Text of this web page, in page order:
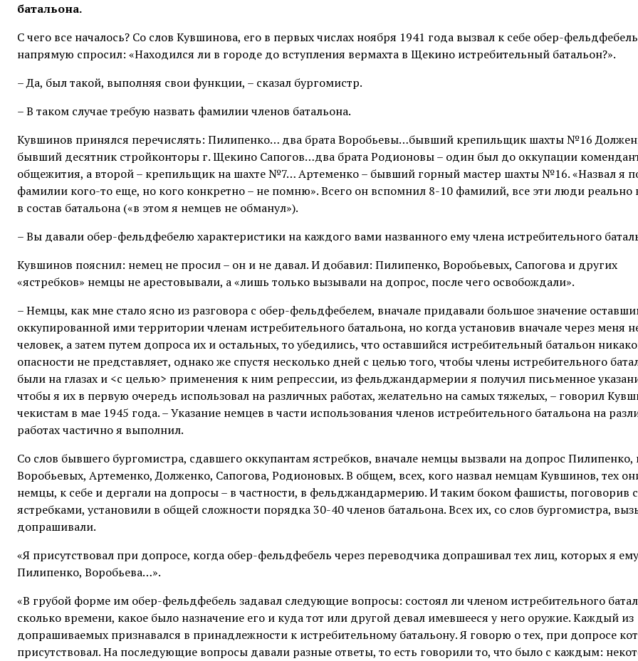
батальона.
С чего все началось? Со слов Кувшинова, его в первых числах ноября 1941 года вызвал к себе обер-
напрямую спросил: «Находился ли в городе до вступления вермахта в Щекино истребительный батальон?».
– Да, был такой, выполняя свои функции, – сказал бургомистр.
– В таком случае требую назвать фамилии членов батальона.
Кувшинов принялся перечислять: Пилипенко… два брата Воробьевы…бывший крепильщик шахты №16
бывший десятник стройконторы г. Щекино Сапогов…два брата Родионовы – один был до оккупации
общежития, а второй – крепильщик на шахте №7… Артеменко – бывший горный мастер шахты №16. «Назвал я
фамилии кого-то еще, но кого конкретно – не помню». Всего он вспомнил 8-10 фамилий, все эти люди реально
в состав батальона («в этом я немцев не обманул»).
– Вы давали обер-фельдфебелю характеристики на каждого вами названного ему члена истребительного
Кувшинов пояснил: немец не просил – он и не давал. И добавил: Пилипенко, Воробьевых, Сапогова и других
«ястребков» немцы не арестовывали, а «лишь только вызывали на допрос, после чего освобождали».
– Немцы, как мне стало ясно из разговора с обер-фельдфебелем, вначале придавали большое значение
оккупированной ими территории членам истребительного батальона, но когда установив вначале через меня
человек, а затем путем допроса их и остальных, то убедились, что оставшийся истребительный батальон
опасности не представляет, однако же спустя несколько дней с целью того, чтобы члены истребительного
были на глазах и <с целью> применения к ним репрессии, из фельджандармерии я получил письменное
чтобы я их в первую очередь использовал на различных работах, желательно на самых тяжелых, – говорил
чекистам в мае 1945 года. – Указание немцев в части использования членов истребительного батальона на
работах частично я выполнил.
Со слов бывшего бургомистра, сдавшего оккупантам ястребков, вначале немцы вызвали на допрос Пилипенко,
Воробьевых, Артеменко, Долженко, Сапогова, Родионовых. В общем, всех, кого назвал немцам Кувшинов, тех
немцы, к себе и дергали на допросы – в частности, в фельджандармерию. И таким боком фашисты, поговорив с
ястребками, установили в общей сложности порядка 30-40 членов батальона. Всех их, со слов бургомистра,
допрашивали.
«Я присутствовал при допросе, когда обер-фельдфебель через переводчика допрашивал тех лиц, которых я
Пилипенко, Воробьева…».
«В грубой форме им обер-фельдфебель задавал следующие вопросы: состоял ли членом истребительного
сколько времени, какое было назначение его и куда тот или другой девал имевшееся у него оружие. Каждый из
допрашиваемых признавался в принадлежности к истребительному батальону. Я говорю о тех, при допросе
присутствовал. На последующие вопросы давали разные ответы, то есть говорили то, что было с каждым: